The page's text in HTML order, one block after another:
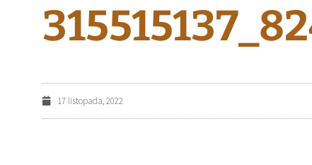
17 listopada, 2022